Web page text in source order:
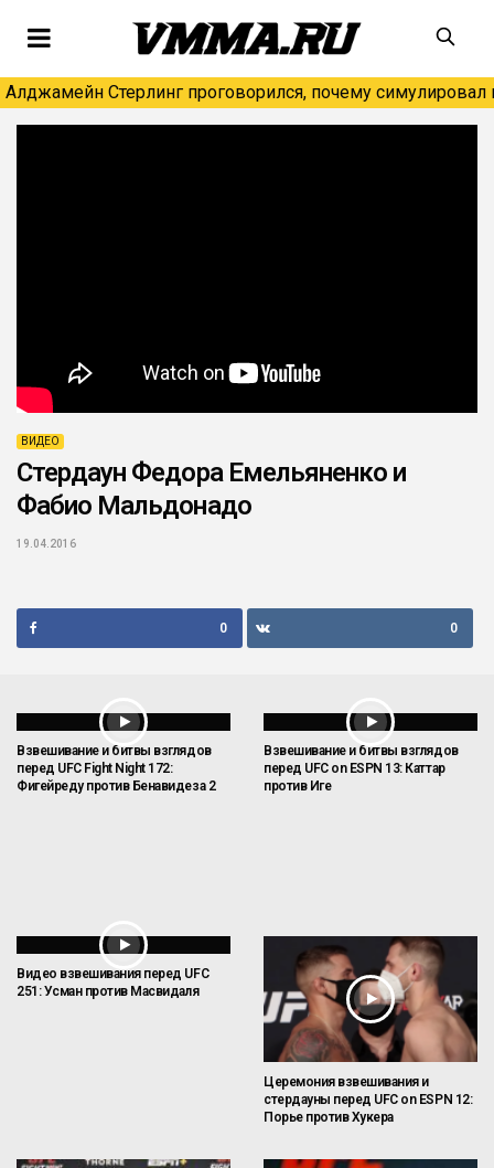
Алджамейн Стерлинг проговорился, почему симулировал
ВИДЕО
Стердаун Федора Емельяненко и
Фабио Мальдонадо
19.04.2016
0 0
Взвешивание и битвы взглядов
перед UFC Fight Night 172:
Фигейреду против Бенавидеза 2
Взвешивание и битвы взглядов
перед UFC on ESPN 13: Каттар
против Иге
Видео взвешивания перед UFC
251: Усман против Масвидаля
Церемония взвешивания и
стердауны перед UFC on ESPN 12:
Порье против Хукера